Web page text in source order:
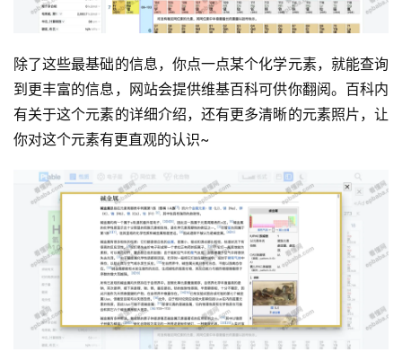
除了这些最基础的信息，你点一点某个化学元素，就能查询
到更丰富的信息，网站会提供维基百科可供你翻阅。百科内
有关于这个元素的详细介绍，还有更多清晰的元素照片，让
你对这个元素有更直观的认识~